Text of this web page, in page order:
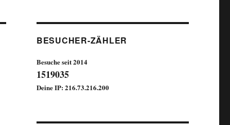
BESUCHER-ZÄHLER
Besuche seit 2014
1519035
Deine IP: 216.73.216.200